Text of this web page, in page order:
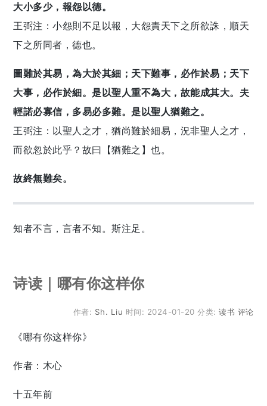
大小多少，報怨以德。
王弼注：小怨則不足以報，大怨責天下之所欲誅，順天
下之所同者，德也。
圖難於其易，為大於其細；天下難事，必作於易；天下
大事，必作於細。是以聖人重不為大，故能成其大。夫
輕諾必寡信，多易必多難。是以聖人猶難之。
王弼注：以聖人之才，猶尚難於細易，況非聖人之才，
而欲忽於此乎？故曰【猶難之】也。
故終無難矣。
知者不言，言者不知。斯注足。
诗读｜哪有你这样你
作者: Sh. Liu 时间: 2024-01-20 分类:读书 评论
《哪有你这样你》
作者：木心
十五年前